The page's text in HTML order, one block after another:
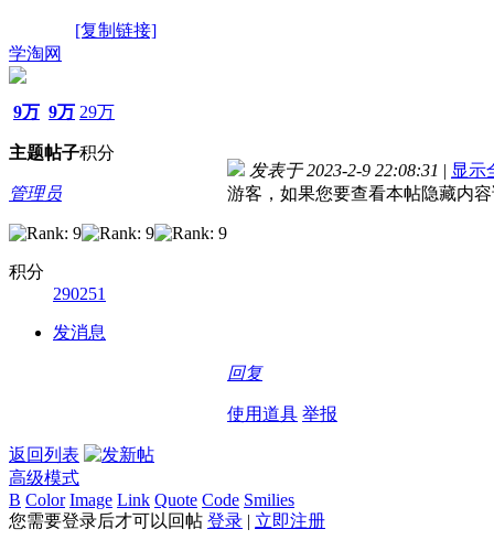
[复制链接]
学淘网
9万
主题
9万
帖子
29万
积分
管理员
积分
290251
发消息
发表于 2023-2-9 22:08:31 | 显示
游客，如果您要查看本帖隐藏内
回复
使用道具 举报
返回列表
高级模式
B Color Image Link Quote Code Smilies
您需要登录后才可以回帖 登录 | 立即注册